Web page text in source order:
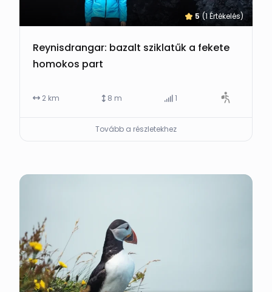
5 (1 Értékelés)
Reynisdrangar: bazalt sziklatűk a fekete
homokos part
2 km 8 m 1
Tovább a részletekhez